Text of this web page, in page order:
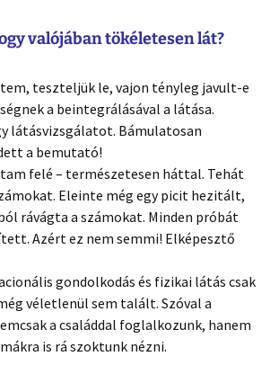
valójában tökéletesen lát?
teszteljük le, vajon tényleg javult-e
a beintegrálásával a látása.
látásvizsgálatot. Bámulatosan
a bemutató!
felé – természetesen háttal. Tehát
Eleinte még egy picit hezitált,
rávágta a számokat. Minden próbát
Azért ez nem semmi! Elképesztő
gondolkodás és fizikai látás csak
véletlenül sem talált. Szóval a
a családdal foglalkozunk, hanem
is rá szoktunk nézni.